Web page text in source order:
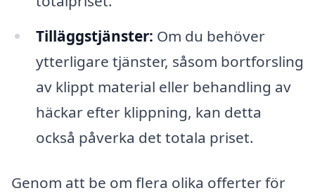
Tilläggstjänster: Om du behöver
ytterligare tjänster, såsom bortforsling
av klippt material eller behandling av
häckar efter klippning, kan detta
också påverka det totala priset.
Genom att be om flera olika offerter för